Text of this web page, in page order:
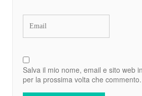
Salva il mio nome, email e sito web
per la prossima volta che commento.